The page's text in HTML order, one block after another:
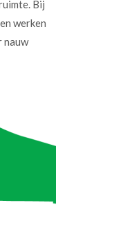
Bij
werken
nauw